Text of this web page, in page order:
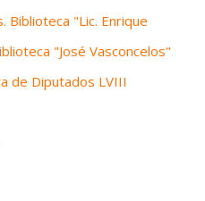
Biblioteca "Lic. Enrique
"José Vasconcelos"
de Diputados LVIII